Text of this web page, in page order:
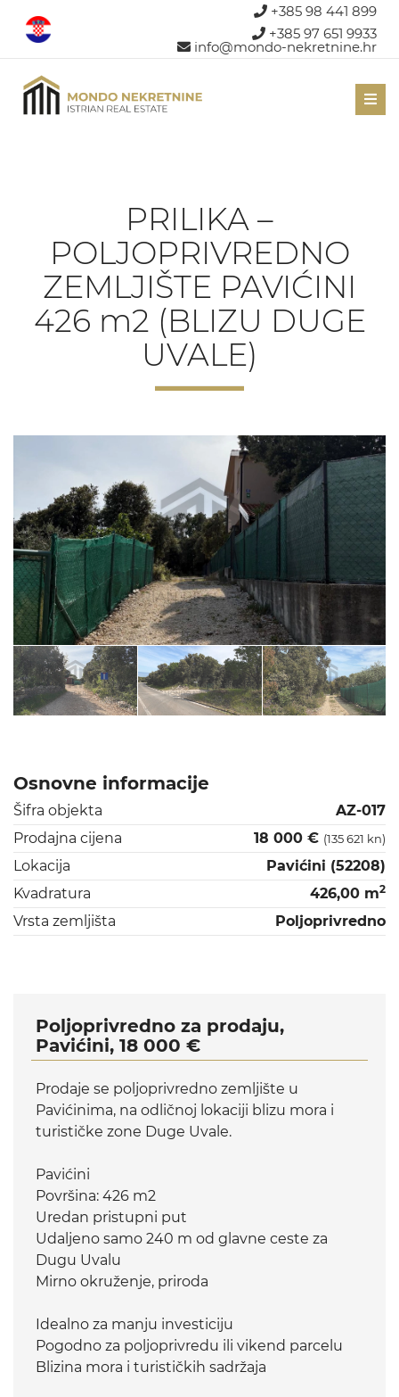
+385 98 441 899
+385 97 651 9933
info@mondo-nekretnine.hr
PRILIKA –
POLJOPRIVREDNO
ZEMLJIŠTE PAVIĆINI
426 m2 (BLIZU DUGE
UVALE)
Osnovne informacije
Šifra objekta
AZ-017
Prodajna cijena
18 000 € (135 621 kn)
Lokacija
Pavićini (52208)
Kvadratura
426,00 m2
Vrsta zemljišta Poljoprivredno
Poljoprivredno za prodaju,
Pavićini, 18 000 €
Prodaje se poljoprivredno zemljište u
Pavićinima, na odličnoj lokaciji blizu mora i
turističke zone Duge Uvale.
Pavićini
Površina: 426 m2
Uredan pristupni put
Udaljeno samo 240 m od glavne ceste za
Dugu Uvalu
Mirno okruženje, priroda
Idealno za manju investiciju
Pogodno za poljoprivredu ili vikend parcelu
Blizina mora i turističkih sadržaja